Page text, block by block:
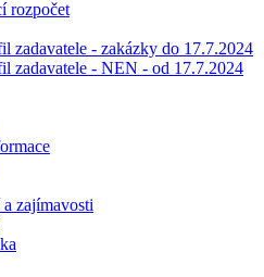
rozpočet
zadavatele - zakázky do 17.7.2024
zadavatele - NEN - od 17.7.2024
zajímavosti